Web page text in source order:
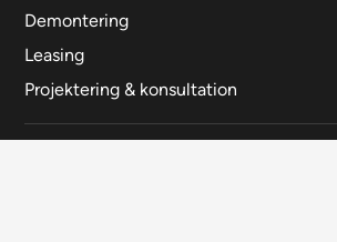
Demontering
Leasing
Projektering & konsultation